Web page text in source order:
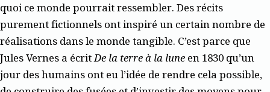
quoi ce monde pourrait ressembler. Des récits
purement fictionnels ont inspiré un certain nombre de
réalisations dans le monde tangible. C’est parce que
Jules Vernes a écritDe la terre à la lune en 1830 qu’un
jour des humains ont eu l’idée de rendre cela possible,